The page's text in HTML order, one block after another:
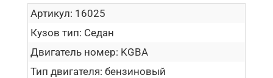
Артикул: 16025
Кузов тип: Седан
Двигатель номер: KGBA
Тип двигателя: бензиновый